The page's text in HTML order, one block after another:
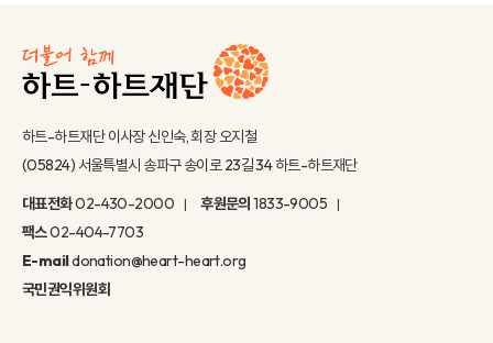
하트-하트재단 이사장 신인숙, 회장 오지철
(05824) 서울특별시 송파구 송이로 23길 34 하트-하트재단
대표전화02-430-2000 후원문의1833-9005
팩스02-404-7703
E-maildonation@heart-heart.org
국민권익위원회